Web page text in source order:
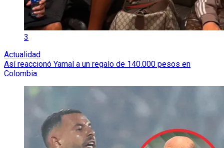
3
Actualidad
Así reaccionó Yamal a un regalo de 140.000 pesos en
Colombia